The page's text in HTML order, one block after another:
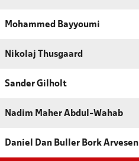
Mohammed Bayyoumi
Nikolaj Thusgaard
Sander Gilholt
Nadim Maher Abdul-Wahab
Daniel Dan Buller Bork Arvesen